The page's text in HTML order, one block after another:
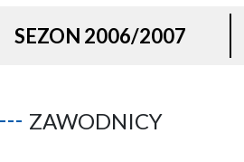
SEZON 2006/2007
ZAWODNICY